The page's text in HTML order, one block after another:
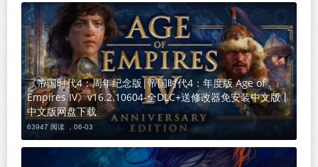
《帝国时代4：周年纪念版|帝国时代4：年度版 Age of
Empires IV》v16.2.10604-全DLC+送修改器免安装中文版丨
中文版网盘下载
63947 阅读 ， 06-03